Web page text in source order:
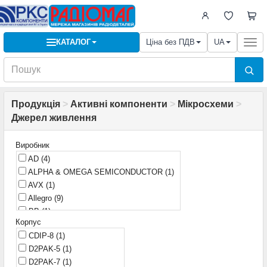
КАТАЛОГ Ціна без ПДВ UA
Продукція > Активні компоненти > Мікросхеми >
Джерел живлення
Виробник
AD (4)
ALPHA & OMEGA SEMICONDUCTOR (1)
AVX (1)
Allegro (9)
BB(1)
Burr-brown
China(1)
Ericsson (1)
Fairchild (49)
Корпус
CDIP-8 (1)
D2PAK-5 (1)
D2PAK-7 (1)